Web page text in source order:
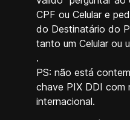
CPF ou Celular e
do Destinatário do
tanto um Celular ou
.
PS: não está
chave PIX DDI com
internacional.